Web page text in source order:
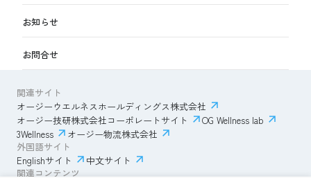
お知らせ
お問合せ
関連サイト
オージーウエルネスホールディングス株式会社
オージー技研株式会社コーポレートサイト
OG Wellness lab
3Wellness
オージー物流株式会社
外国語サイト
Englishサイト
中文サイト
関連コンテンツ